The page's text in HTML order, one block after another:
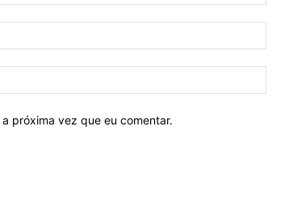
próxima vez que eu comentar.